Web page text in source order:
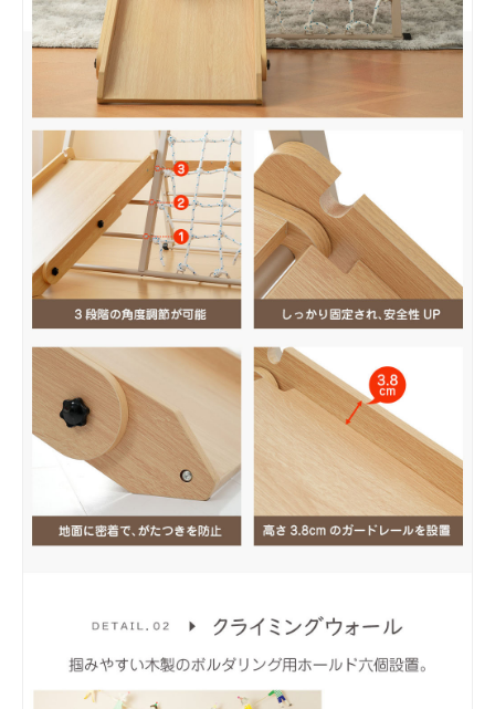
お買い物を続ける カートへ進む